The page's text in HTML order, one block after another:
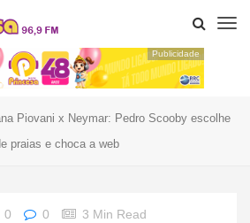
Publicidade
Piovani x Neymar: Pedro Scooby escolhe
praias e choca a web
0 0 3 Min Read